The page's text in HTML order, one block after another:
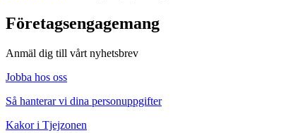
Företagsengagemang
Anmäl dig till vårt nyhetsbrev
Jobba hos oss
Så hanterar vi dina personuppgifter
Kakor i Tjejzonen